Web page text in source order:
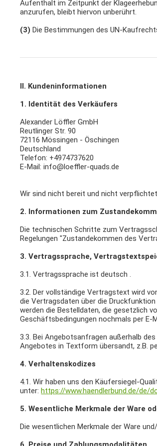
Aufenthalt im Zeitpunkt der
anzurufen, bleibt hiervon unberührt.
(3) Die Bestimmungen des UN-
II. Kundeninformationen
1. Identität des Verkäufers
Alexander Löffler GmbH
Reutlinger Str. 90
72116 Mössingen - Öschingen
Deutschland
Telefon: +4974737620
E-Mail: info@loeffler-quads.de
Wir sind nicht bereit und nicht
2. Informationen zum
Die technischen Schritte zum
Regelungen "Zustandekommen des
3. Vertragssprache,
3.1. Vertragssprache ist deutsch .
3.2. Der vollständige Vertragstext wird
die Vertragsdaten über die
werden die Bestelldaten, die gesetzlich
Geschäftsbedingungen nochmals per E-
3.3. Bei Angebotsanfragen außerhalb
Angebotes in Textform übersandt, z.B.
4. Verhaltenskodizes
4.1. Wir haben uns den Käufersiegel-
unter:https://www.haendlerbund.de/de/
5. Wesentliche Merkmale der Ware
Die wesentlichen Merkmale der Ware